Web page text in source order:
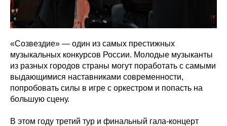
«Созвездие» — один из самых престижных
музыкальных конкурсов России. Молодые музыканты
из разных городов страны могут поработать с самыми
выдающимися наставниками современности,
попробовать силы в игре с оркестром и попасть на
большую сцену.
В этом году третий тур и финальный гала-концерт